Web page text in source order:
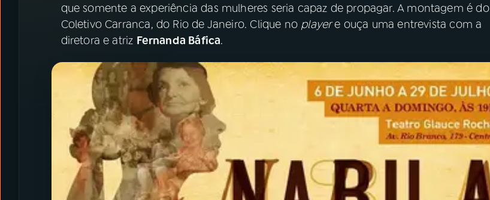
que somente a experiência das mulheres seria capaz de propagar. A montagem é do
Coletivo Carranca, do Rio de Janeiro. Clique no playere ouça uma entrevista com a
diretora e atriz Fernanda Báfica.